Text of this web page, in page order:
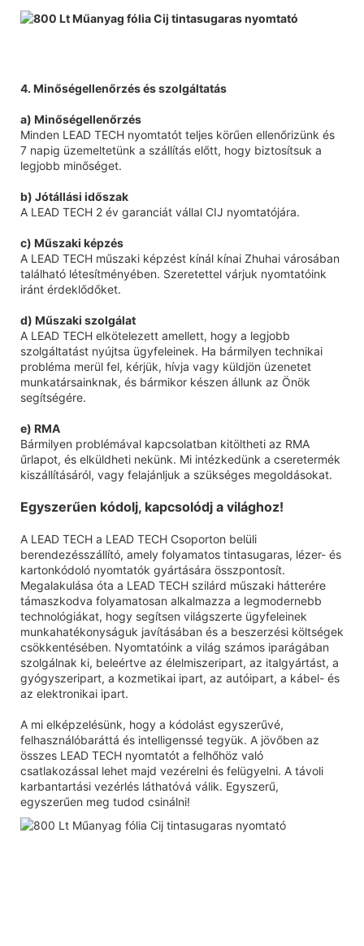
4. Minőségellenőrzés és szolgáltatás
a) Minőségellenőrzés
Minden LEAD TECH nyomtatót teljes körűen ellenőrizünk és
7 napig üzemeltetünk a szállítás előtt, hogy biztosítsuk a
legjobb minőséget.
b) Jótállási időszak
A LEAD TECH 2 év garanciát vállal CIJ nyomtatójára.
c) Műszaki képzés
A LEAD TECH műszaki képzést kínál kínai Zhuhai városában
található létesítményében. Szeretettel várjuk nyomtatóink
iránt érdeklődőket.
d) Műszaki szolgálat
A LEAD TECH elkötelezett amellett, hogy a legjobb
szolgáltatást nyújtsa ügyfeleinek. Ha bármilyen technikai
probléma merül fel, kérjük, hívja vagy küldjön üzenetet
munkatársainknak, és bármikor készen állunk az Önök
segítségére.
e) RMA
Bármilyen problémával kapcsolatban kitöltheti az RMA
űrlapot, és elküldheti nekünk. Mi intézkedünk a cseretermék
kiszállításáról, vagy felajánljuk a szükséges megoldásokat.
Egyszerűen kódolj, kapcsolódj a világhoz!
A LEAD TECH a LEAD TECH Csoporton belüli
berendezésszállító, amely folyamatos tintasugaras, lézer- és
kartonkódoló nyomtatók gyártására összpontosít.
Megalakulása óta a LEAD TECH szilárd műszaki hátterére
támaszkodva folyamatosan alkalmazza a legmodernebb
technológiákat, hogy segítsen világszerte ügyfeleinek
munkahatékonyságuk javításában és a beszerzési költségek
csökkentésében. Nyomtatóink a világ számos iparágában
szolgálnak ki, beleértve az élelmiszeripart, az italgyártást, a
gyógyszeripart, a kozmetikai ipart, az autóipart, a kábel- és
az elektronikai ipart.
A mi elképzelésünk, hogy a kódolást egyszerűvé,
felhasználóbaráttá és intelligenssé tegyük. A jövőben az
összes LEAD TECH nyomtatót a felhőhöz való
csatlakozással lehet majd vezérelni és felügyelni. A távoli
karbantartási vezérlés láthatóvá válik. Egyszerű,
egyszerűen meg tudod csinálni!